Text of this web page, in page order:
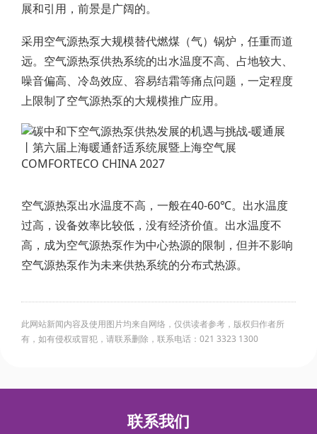
展和引用，前景是广阔的。
采用空气源热泵大规模替代燃煤（气）锅炉，任重而道
远。空气源热泵供热系统的出水温度不高、占地较大、
噪音偏高、冷岛效应、容易结霜等痛点问题，一定程度
上限制了空气源热泵的大规模推广应用。
空气源热泵出水温度不高，一般在40-60℃。出水温度
过高，设备效率比较低，没有经济价值。出水温度不
高，成为空气源热泵作为中心热源的限制，但并不影响
空气源热泵作为未来供热系统的分布式热源。
此网站新闻内容及使用图片均来自网络，仅供读者参考，版权归作者所
有，如有侵权或冒犯，请联系删除，联系电话：021 3323 1300
联系我们